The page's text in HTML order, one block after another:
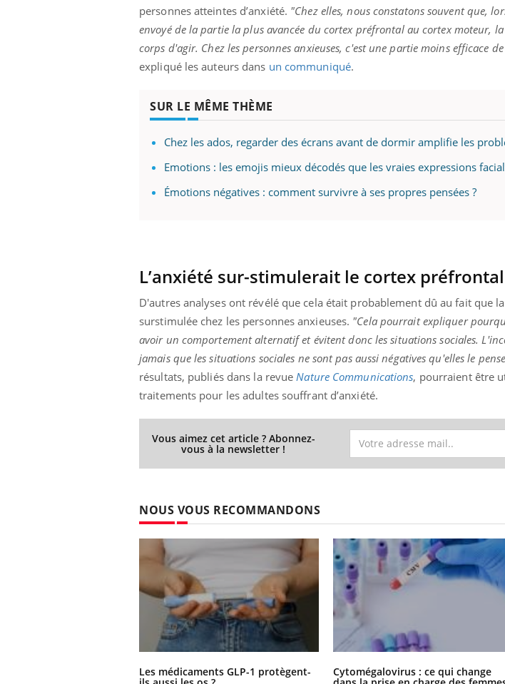
personnes atteintes d’anxiété. "Chez elles, nous constatons souvent que,
envoyé de la partie la plus avancée du cortex préfrontal au cortex moteur,
corps d'agir. Chez les personnes anxieuses, c'est une partie moins efficace
expliqué les auteurs dans un communiqué.
SUR LE MÊME THÈME
Chez les ados, regarder des écrans avant de dormir amplifie les
Emotions : les emojis mieux décodés que les vraies expressions
Émotions négatives : comment survivre à ses propres pensées ?
L’anxiété sur-stimulerait le cortex préfrontal
D'autres analyses ont révélé que cela était probablement dû au fait que
surstimulée chez les personnes anxieuses. "Cela pourrait expliquer
avoir un comportement alternatif et évitent donc les situations sociales.
jamais que les situations sociales ne sont pas aussi négatives qu'elles le
résultats, publiés dans la revue Nature Communications, pourraient être
traitements pour les adultes souffrant d’anxiété.
Vous aimez cet article ? Abonnez-
vous à la newsletter !
NOUS VOUS RECOMMANDONS
Les médicaments GLP-1 protègent- Cytomégalovirus : ce qui change